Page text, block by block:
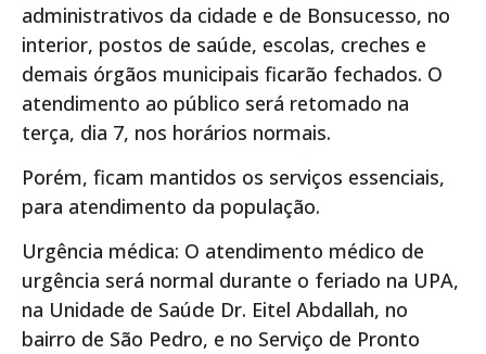
administrativos da cidade e de Bonsucesso, no
interior, postos de saúde, escolas, creches e
demais órgãos municipais ficarão fechados. O
atendimento ao público será retomado na
terça, dia 7, nos horários normais.
Porém, ficam mantidos os serviços essenciais,
para atendimento da população.
Urgência médica: O atendimento médico de
urgência será normal durante o feriado na UPA,
na Unidade de Saúde Dr. Eitel Abdallah, no
bairro de São Pedro, e no Serviço de Pronto